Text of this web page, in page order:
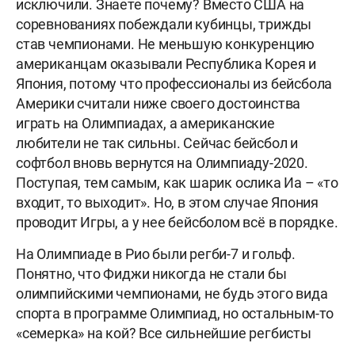
исключили. Знаете почему? Вместо США на
соревнованиях побеждали кубинцы, трижды
став чемпионами. Не меньшую конкуренцию
американцам оказывали Республика Корея и
Япония, потому что профессионалы из бейсбола
Америки считали ниже своего достоинства
играть на Олимпиадах, а американские
любители не так сильны. Сейчас бейсбол и
софтбол вновь вернутся на Олимпиаду-2020.
Поступая, тем самым, как шарик ослика Иа – «то
входит, то выходит». Но, в этом случае Япония
проводит Игры, а у нее бейсболом всё в порядке.
На Олимпиаде в Рио были регби-7 и гольф.
Понятно, что Фиджи никогда не стали бы
олимпийскими чемпионами, не будь этого вида
спорта в программе Олимпиад, но остальным-то
«семерка» на кой? Все сильнейшие регбисты